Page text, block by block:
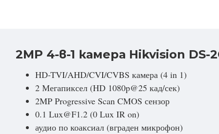
2MP 4-в-1 камера Hikvision DS-
HD-TVI/AHD/CVI/CVBS камера (4 in 1)
2 Мегапиксел (HD 1080p@25 кад/сек)
2MP Progressive Scan CMOS сензор
0.1 Lux@F1.2 (0 Lux IR on)
аудио по коаксиал (вграден микрофон)